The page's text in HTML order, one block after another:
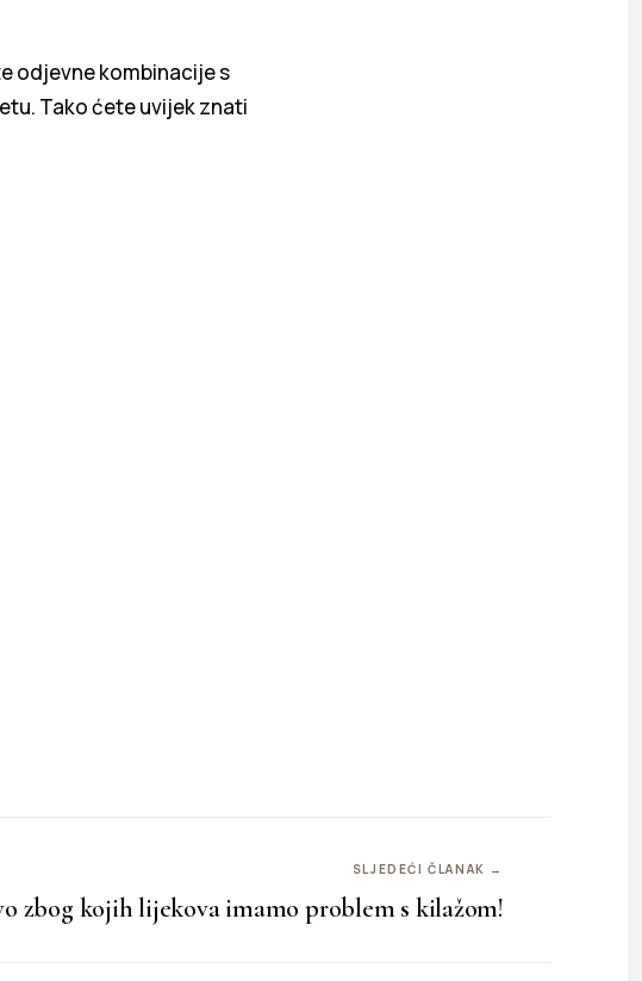
odjevne kombinacije s
Tako ćete uvijek znati
SLJEDEĆI ČLANAK →
zbog kojih lijekova imamo problem s kilažom!